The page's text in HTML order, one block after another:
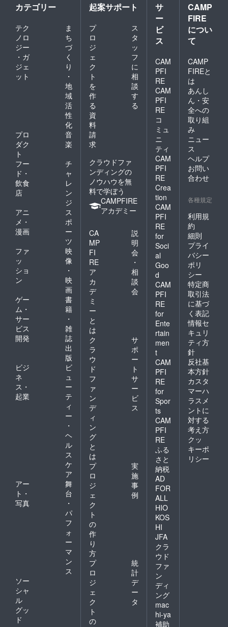
カテゴリー
テク
ノロ
ジー
・ガ
ジェ
ット
ま
ち
づ
く
り
・
地
域
活
性
化
プロ
ダク
ト
音
楽
フー
ド・
飲食
店
チ
ャ
レ
ン
ジ
アニ
メ・
漫画
ス
ポ
ー
ツ
ファ
ッ
ショ
ン
映
像
・
映
画
ゲー
ム・
サー
ビス
開発
書
籍
・
雑
誌
出
版
ビジ
ネ
ス・
起業
ビ
ュ
ー
テ
ィ
ー
・
ヘ
ル
ス
ケ
ア
アー
ト・
写真
舞
台
・
パ
フ
ォ
ー
マ
ン
ス
ソー
シャ
ル
グッ
ド
起案サポート
プ
ロ
ジ
ェ
ク
ト
を
作
る
ス
タ
ッ
フ
に
相
談
す
る
資
料
請
求
クラウドファ
ンディングの
ノウハウを無
料で学ぼう
CAMPFIRE
アカデミー
CA
MP
FI
RE
ア
カ
デ
ミ
ー
と
は
説
明
会
・
相
談
会
ク
ラ
ウ
ド
フ
ァ
ン
デ
ィ
ン
グ
と
は
サ
ポ
ー
ト
サ
ー
ビ
ス
プ
ロ
ジ
ェ
ク
ト
の
作
り
方
実
施
事
例
プ
ロ
ジ
ェ
ク
ト
の
統
計
デ
ー
タ
サ
ー
ビ
ス
CAM
PFI
RE
CAM
PFI
RE
コ
ミュ
ニ
ティ
CAM
PFI
RE
Crea
tion
CAM
PFI
RE
for
Soci
al
Goo
d
CAM
PFI
RE
for
Ente
rtain
men
t
CAM
PFI
RE
for
Spor
ts
CAM
PFI
RE
ふる
さと
納税
AD
FOR
ALL
HIO
KOS
HI
JFA
クラ
ウド
ファ
ン
ディ
ング
mac
hi-ya
補助
CAMP
FIRE
につい
て
CAMP
FIREと
は
あんし
ん・安
全への
取り組
み
ニュー
ス
ヘルプ
お問い
合わせ
各種規定
利用規
約
細則
プライ
バシー
ポリ
シー
特定商
取引法
に基づ
く表記
情報セ
キュリ
ティ方
針
反社基
本方針
カスタ
マーハ
ラスメ
ントに
対する
考え方
クッ
キーポ
リシー